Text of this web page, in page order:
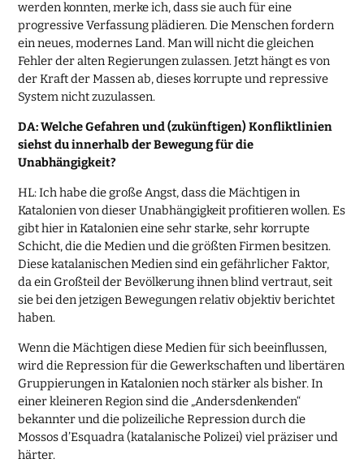
werden konnten, merke ich, dass sie auch für eine
progressive Verfassung plädieren. Die Menschen fordern
ein neues, modernes Land. Man will nicht die gleichen
Fehler der alten Regierungen zulassen. Jetzt hängt es von
der Kraft der Massen ab, dieses korrupte und repressive
System nicht zuzulassen.
DA: Welche Gefahren und (zukünftigen) Konfliktlinien
siehst du innerhalb der Bewegung für die
Unabhängigkeit?
HL: Ich habe die große Angst, dass die Mächtigen in
Katalonien von dieser Unabhängigkeit profitieren wollen. Es
gibt hier in Katalonien eine sehr starke, sehr korrupte
Schicht, die die Medien und die größten Firmen besitzen.
Diese katalanischen Medien sind ein gefährlicher Faktor,
da ein Großteil der Bevölkerung ihnen blind vertraut, seit
sie bei den jetzigen Bewegungen relativ objektiv berichtet
haben.
Wenn die Mächtigen diese Medien für sich beeinflussen,
wird die Repression für die Gewerkschaften und libertären
Gruppierungen in Katalonien noch stärker als bisher. In
einer kleineren Region sind die „Andersdenkenden“
bekannter und die polizeiliche Repression durch die
Mossos d’Esquadra (katalanische Polizei) viel präziser und
härter.